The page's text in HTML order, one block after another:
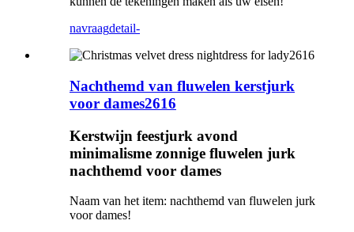
navraagdetail-
Nachthemd van fluwelen kerstjurk
voor dames2616
Kerstwijn feestjurk avond
minimalisme zonnige fluwelen jurk
nachthemd voor dames
Naam van het item: nachthemd van fluwelen jurk
voor dames!